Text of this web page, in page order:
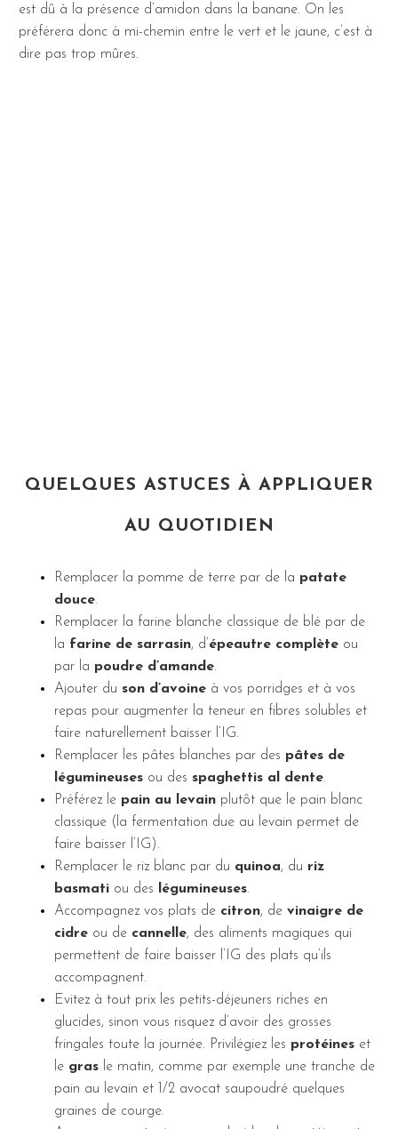
est dû à la présence d’amidon dans la banane. On les
préférera donc à mi-chemin entre le vert et le jaune, c’est à
dire pas trop mûres.
QUELQUES ASTUCES À APPLIQUER
AU QUOTIDIEN
Remplacer la pomme de terre par de la patate
douce.
Remplacer la farine blanche classique de blé par de
la farine de sarrasin, d’ épeautre complète ou
par la poudre d’amande.
Ajouter du son d’avoine à vos porridges et à vos
repas pour augmenter la teneur en fibres solubles et
faire naturellement baisser l’IG.
Remplacer les pâtes blanches par des pâtes de
légumineuses ou des spaghettis al dente.
Préférez le pain au levain plutôt que le pain blanc
classique (la fermentation due au levain permet de
faire baisser l’IG).
Remplacer le riz blanc par du quinoa, du riz
basmati ou des légumineuses.
Accompagnez vos plats de citron, de vinaigre de
cidre ou de cannelle, des aliments magiques qui
permettent de faire baisser l’IG des plats qu’ils
accompagnent.
Evitez à tout prix les petits-déjeuners riches en
glucides, sinon vous risquez d’avoir des grosses
fringales toute la journée. Privilégiez les protéines et
le gras le matin, comme par exemple une tranche de
pain au levain et 1/2 avocat saupoudré quelques
graines de courge.